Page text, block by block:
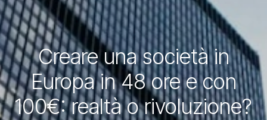
Creare una società in
Europa in 48 ore e con
100€: realtà o rivoluzione?